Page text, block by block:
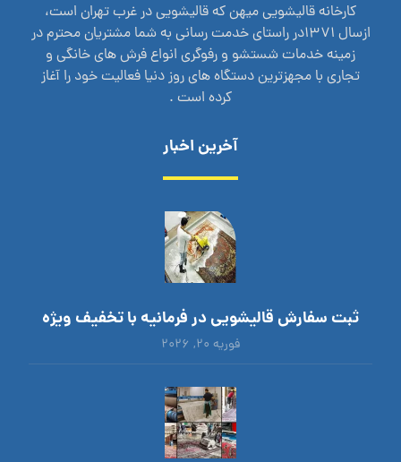
کارخانه قالیشویی میهن که قالیشویی در غرب تهران است،
ازسال 1371در راستای خدمت رسانی به شما مشتریان محترم در
زمینه خدمات شستشو و رفوگری انواع فرش های خانگی و
تجاری با مجهزترین دستگاه های روز دنیا فعالیت خود را آغاز
کرده است .
آخرین اخبار
ثبت سفارش قالیشویی در فرمانیه با تخفیف ویژه
فوریه ۲۰, ۲۰۲۶